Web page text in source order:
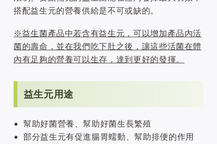
搭配益生元的營養供給是不可或缺的。
※益生菌產品中若含有益生元，可以增加產品內活
菌的壽命，並在我們吃下肚之後，讓這些活菌在體
內有足夠的營養可以生存，達到更好的發揮。
益生元用途
幫助好菌營養、幫助好菌生長繁殖
部分益生元有促進腸胃蠕動、幫助排便的作用